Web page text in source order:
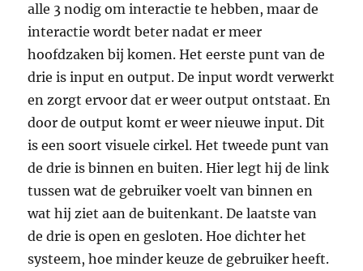
alle 3 nodig om interactie te hebben, maar de
interactie wordt beter nadat er meer
hoofdzaken bij komen. Het eerste punt van de
drie is input en output. De input wordt verwerkt
en zorgt ervoor dat er weer output ontstaat. En
door de output komt er weer nieuwe input. Dit
is een soort visuele cirkel. Het tweede punt van
de drie is binnen en buiten. Hier legt hij de link
tussen wat de gebruiker voelt van binnen en
wat hij ziet aan de buitenkant. De laatste van
de drie is open en gesloten. Hoe dichter het
systeem, hoe minder keuze de gebruiker heeft.